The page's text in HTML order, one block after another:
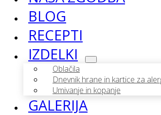
BLOG
RECEPTI
IZDELKI
Oblačila
Dnevnik hrane in kartice za
Umivanje in kopanje
GALERIJA